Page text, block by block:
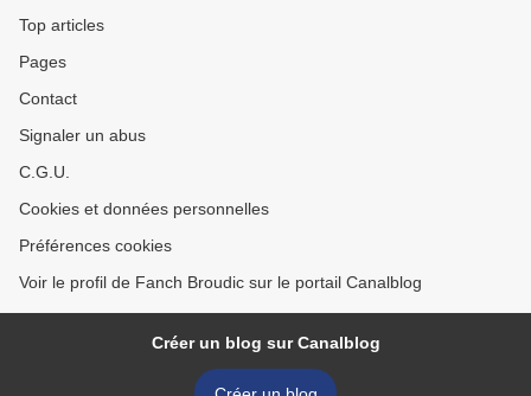
Top articles
Pages
Contact
Signaler un abus
C.G.U.
Cookies et données personnelles
Préférences cookies
Voir le profil de Fanch Broudic sur le portail Canalblog
Créer un blog sur Canalblog